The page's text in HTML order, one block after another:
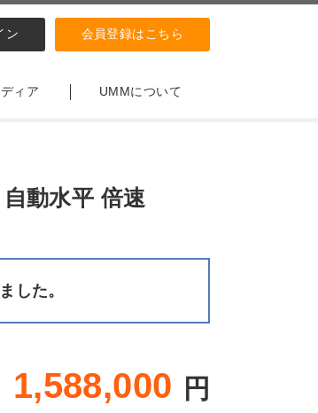
ン 会員登録はこちら
ィア UMMについて
動水平 倍速
した。
1,588,000 円